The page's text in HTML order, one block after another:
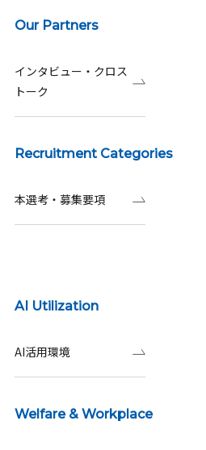
Our Partners
インタビュー・クロス
トーク
Recruitment Categories
本選考・募集要項
AI Utilization
AI活用環境
Welfare & Workplace